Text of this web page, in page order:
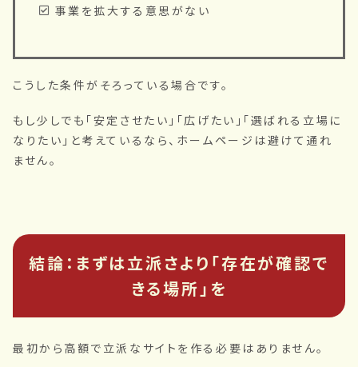
事業を拡大する意思がない
こうした条件がそろっている場合です。
もし少しでも「安定させたい」「広げたい」「選ばれる立場に
なりたい」と考えているなら、ホームページは避けて通れ
ません。
結論：まずは立派さより「存在が確認で
きる場所」を
最初から高額で立派なサイトを作る必要はありません。